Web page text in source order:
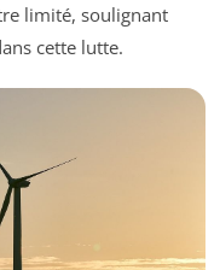
limité, soulignant
cette lutte.